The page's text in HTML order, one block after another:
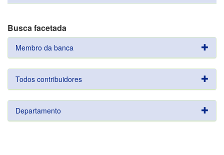
Busca facetada
Membro da banca
Todos contribuidores
Departamento